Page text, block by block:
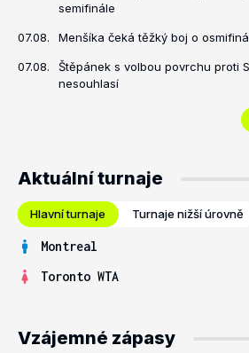
semifinále
07.08. Menšíka čeká těžký boj o
07.08.
Štěpánek s volbou povrchu proti
nesouhlasí
Aktuální turnaje
Hlavní turnaje Turnaje nižší úrovně
Montreal
Toronto WTA
Vzájemné zápasy